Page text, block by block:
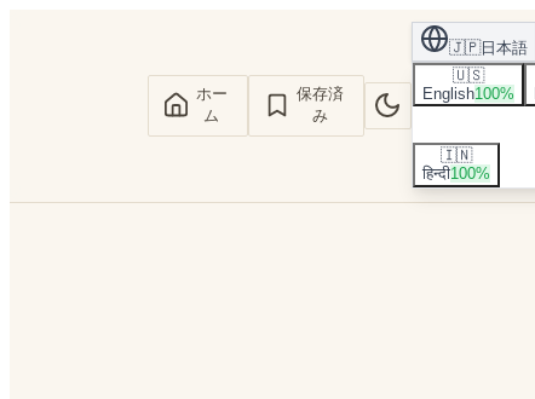
ホー
ム
保存済
み
🇯🇵日本語
🇺🇸
English100%
🇮🇳
हिन्दी100%